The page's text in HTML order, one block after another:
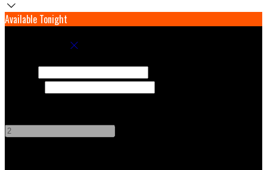
Available Tonight